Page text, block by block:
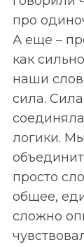
про
А еще –
как
наши
сила.
логики.
просто
общее,
сложно
S
e
a
c
h